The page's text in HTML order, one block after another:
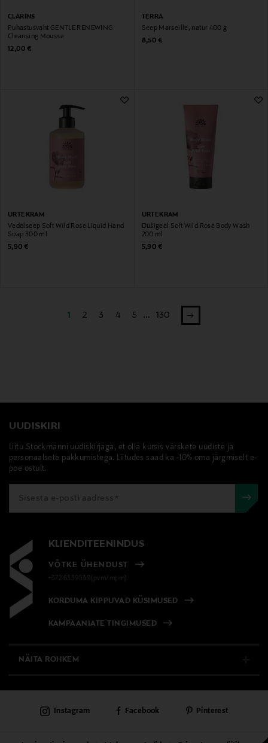
CLARINS
Puhastusvaht GENTLE RENEWING
Cleansing Mousse
Original Price
12,00 €
TERRA
Seep Marseille, natur 400 g
Original Price
8,50 €
URTEKRAM
Vedelseep Soft Wild Rose Liquid Hand
Soap 300 ml
Original Price
5,90 €
URTEKRAM
Dušigeel Soft Wild Rose Body Wash
200 ml
Original Price
5,90 €
1 2 3 4 5 ... 130
UUDISKIRI
Liitu Stockmanni uudiskirjaga, et olla kursis värskete uudiste ja
personaalsete pakkumistega. Liitudes saad ka -10% oma järgmiselt e-
poe ostult.
KLIENDITEENINDUS
VÕTKE ÜHENDUST
+372 6339539(pvm/mpm)
KORDUMA KIPPUVAD KÜSIMUSED
KAMPAANIATE TINGIMUSED
NÄITA ROHKEM
PÜSIKLIENDITEENINDUS
Instagram Facebook Pinterest